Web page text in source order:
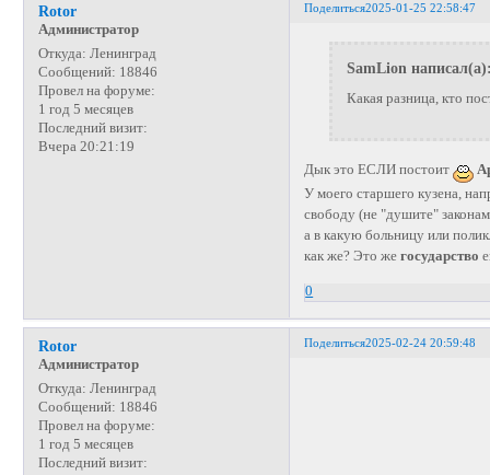
Поделиться2025-01-25 22:58:47
Rotor
Администратор
Откуда: Ленинград
Сообщений: 18846
Провел на форуме:
1 год 5 месяцев
Последний визит:
Вчера 20:21:19
SamLion
Какая разница, кто
Дык это ЕСЛИ постоит
У моего старшего кузена,
свободу (не "душите"
а в какую больницу или
как же? Это жегосударство
0
Поделиться2025-02-24 20:59:48
Rotor
Администратор
Откуда: Ленинград
Сообщений: 18846
Провел на форуме:
1 год 5 месяцев
Последний визит: